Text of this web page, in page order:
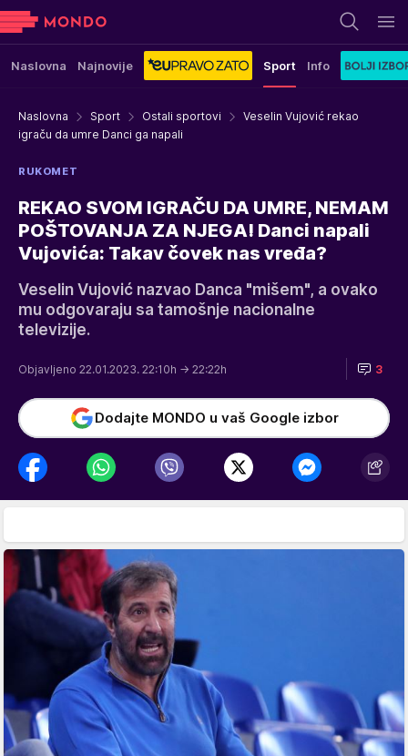
Naslovna Najnovije Sport Info
Naslovna Sport Ostali sportovi
Veselin Vujović rekao
igraču da umre Danci ga napali
RUKOMET
REKAO SVOM IGRAČU DA UMRE, NEMAM
POŠTOVANJA ZA NJEGA! Danci napali
Vujovića: Takav čovek nas vređa?
Veselin Vujović nazvao Danca "mišem", a ovako
mu odgovaraju sa tamošnje nacionalne
televizije.
Objavljeno 22.01.2023. 22:10h → 22:22h 3
Dodajte MONDO u vaš Google izbor